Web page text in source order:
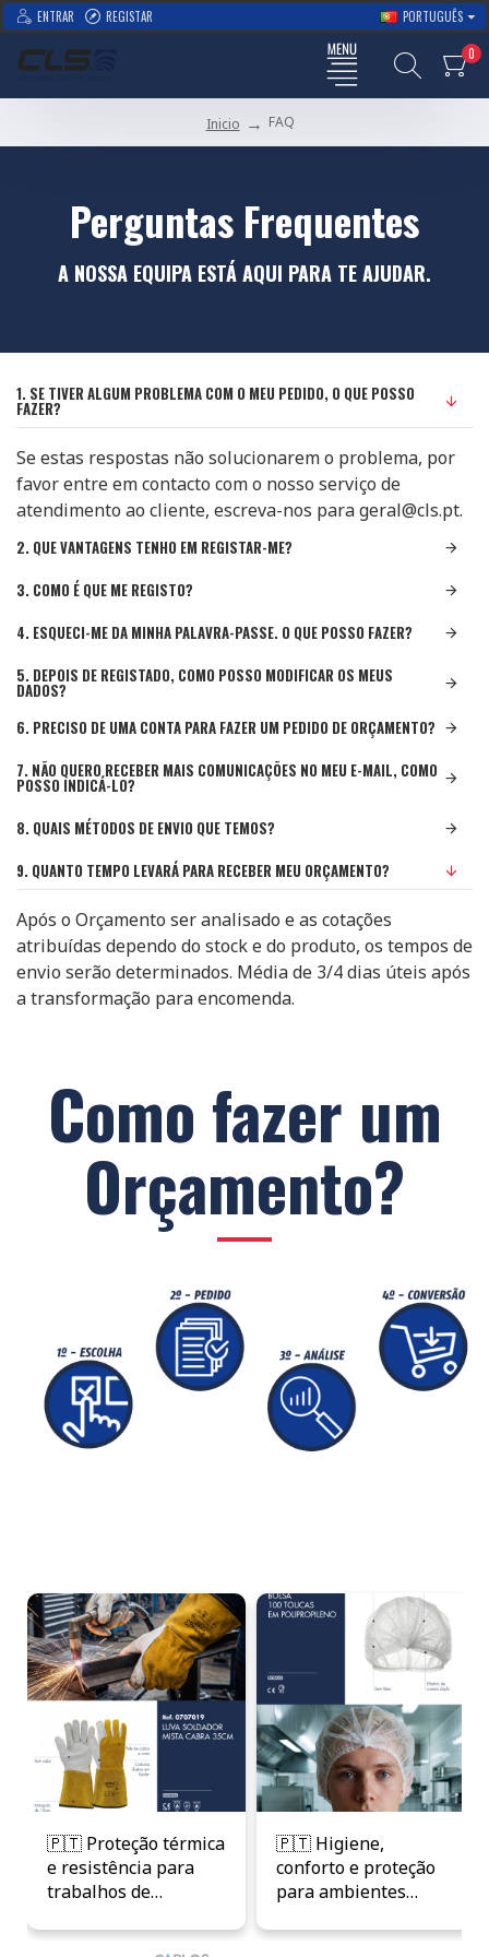
ENTRAR REGISTAR PORTUGUÊS
0
Inicio FAQ
Perguntas Frequentes
A NOSSA EQUIPA ESTÁ AQUI PARA TE AJUDAR.
1. SE TIVER ALGUM PROBLEMA COM O MEU PEDIDO, O QUE POSSO
FAZER?
Se estas respostas não solucionarem o problema, por
favor entre em contacto com o nosso serviço de
atendimento ao cliente, escreva-nos para geral@cls.pt.
2. QUE VANTAGENS TENHO EM REGISTAR-ME?
3. COMO É QUE ME REGISTO?
4. ESQUECI-ME DA MINHA PALAVRA-PASSE. O QUE POSSO FAZER?
5. DEPOIS DE REGISTADO, COMO POSSO MODIFICAR OS MEUS
DADOS?
6. PRECISO DE UMA CONTA PARA FAZER UM PEDIDO DE ORÇAMENTO?
7. NÃO QUERO RECEBER MAIS COMUNICAÇÕES NO MEU E-MAIL, COMO
POSSO INDICÁ-LO?
8. QUAIS MÉTODOS DE ENVIO QUE TEMOS?
9. QUANTO TEMPO LEVARÁ PARA RECEBER MEU ORÇAMENTO?
Após o Orçamento ser analisado e as cotações
atribuídas dependo do stock e do produto, os tempos de
envio serão determinados. Média de 3/4 dias úteis após
a transformação para encomenda.
Como fazer um
Orçamento?
🇵🇹 Proteção térmica
e resistência para
trabalhos de
Soldador Mista Cabra
🇵🇹 Higiene,
conforto e proteção
para ambientes
Toucas em